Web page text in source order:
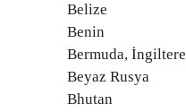
Belize
Benin
Bermuda, İngiltere
Beyaz Rusya
Bhutan